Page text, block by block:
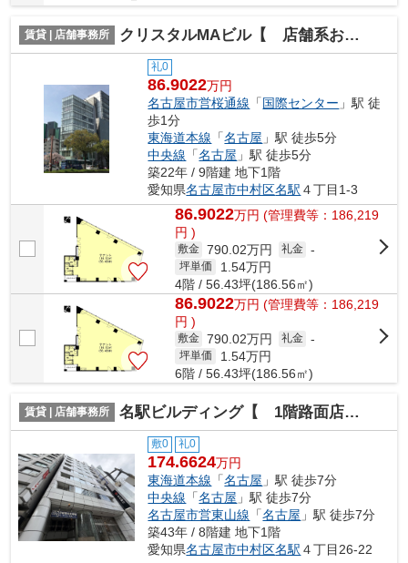
賃貸 | 店舗事務所 クリスタルMAビル【 店舗系おすすめ 】
礼0
86.9022万円
名古屋市営桜通線 「国際センター 」駅 徒
歩1分
東海道本線 「名古屋 」駅 徒歩5分
中央線 「名古屋 」駅 徒歩5分
築22年 / 9階建 地下1階
愛知県名古屋市中村区名駅 ４丁目1-3
86.9022万円 (管理費等：186,219
円 )
敷金 790.02万円 礼金 -
坪単価 1.54万円
4階 / 56.43坪(186.56㎡)
86.9022万円 (管理費等：186,219
円 )
敷金 790.02万円 礼金 -
坪単価 1.54万円
6階 / 56.43坪(186.56㎡)
賃貸 | 店舗事務所 名駅ビルディング【 1階路面店 】
敷0 礼0
174.6624万円
東海道本線 「名古屋 」駅 徒歩7分
中央線 「名古屋 」駅 徒歩7分
名古屋市営東山線 「名古屋 」駅 徒歩7分
築43年 / 8階建 地下1階
愛知県名古屋市中村区名駅 ４丁目26-22